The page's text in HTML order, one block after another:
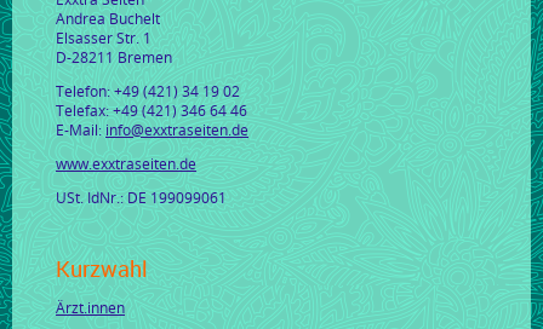
Andrea Buchelt
Elsasser Str. 1
D-28211 Bremen
Telefon: +49 (421) 34 19 02
Telefax: +49 (421) 346 64 46
E-Mail: info@exxtraseiten.de
www.exxtraseiten.de
USt. IdNr.: DE 199099061
Kurzwahl
Ärzt.innen